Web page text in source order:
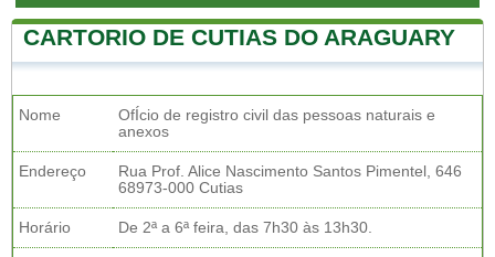
CARTORIO DE CUTIAS DO ARAGUARY
Nome
OfÍcio de registro civil das pessoas naturais e
anexos
Endereço
Rua Prof. Alice Nascimento Santos Pimentel, 646
68973-000 Cutias
Horário De 2ª a 6ª feira, das 7h30 às 13h30.